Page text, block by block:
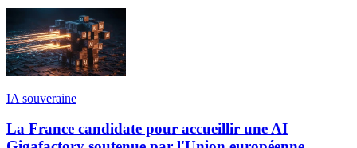
IA souveraine
La France candidate pour accueillir une AI